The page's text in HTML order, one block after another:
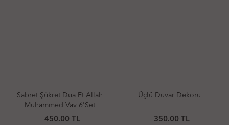
Sabret Şükret Dua Et Allah
Muhammed Vav 6'Set
Yuvarlak
450.00 TL
Üçlü Duvar Dekoru
350.00 TL